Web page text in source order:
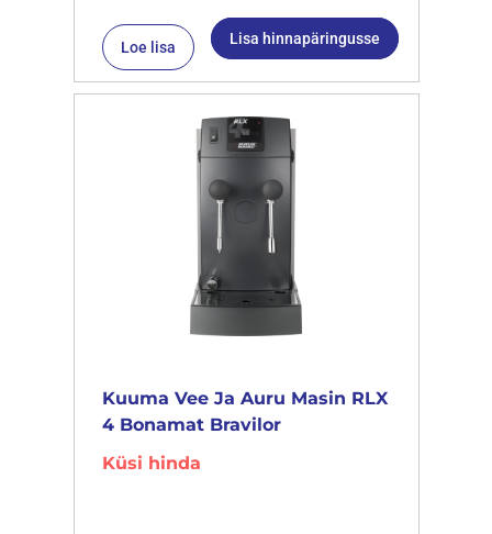
Loe lisa Lisa hinnapäringusse
Kuuma Vee Ja Auru Masin RLX
4 Bonamat Bravilor
Küsi hinda